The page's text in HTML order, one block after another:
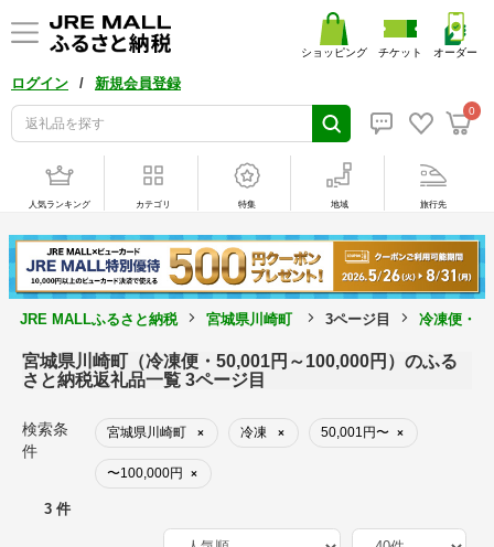
ログイン / 新規会員登録
0
ショッピング チケット オーダー
人気ランキング カテゴリ 特集 地域 旅行先
JRE MALLふるさと納税 宮城県川崎町 3ページ目 冷凍便・
宮城県川崎町（冷凍便・50,001円～100,000円）のふる
さと納税返礼品一覧 3ページ目
検索条
件
宮城県川崎町 × 冷凍 × 50,001円〜 ×
〜100,000円 ×
3 件